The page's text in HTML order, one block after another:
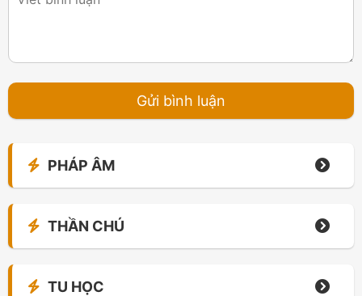
PHÁP ÂM
THẦN CHÚ
TU HỌC